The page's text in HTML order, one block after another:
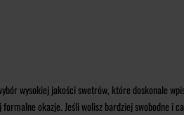
wysokiej jakości swetrów, które doskonale
okazje. Jeśli wolisz bardziej swobodne i